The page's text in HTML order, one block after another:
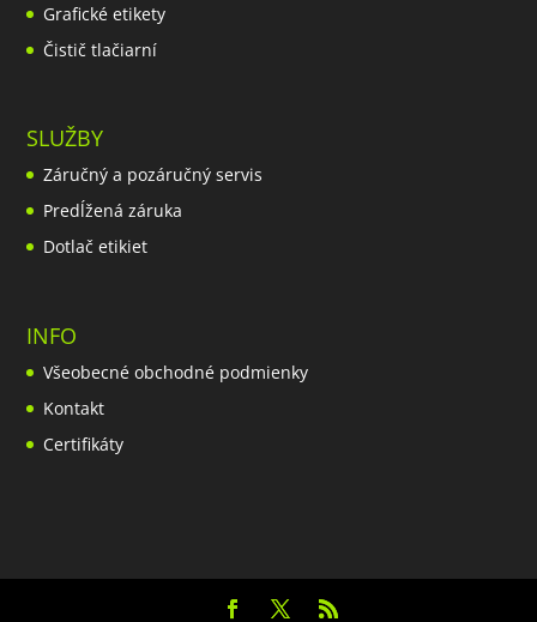
Grafické etikety
Čistič tlačiarní
SLUŽBY
Záručný a pozáručný servis
Predĺžená záruka
Dotlač etikiet
INFO
Všeobecné obchodné podmienky
Kontakt
Certifikáty